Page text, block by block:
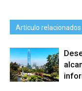
Artículo relacionados